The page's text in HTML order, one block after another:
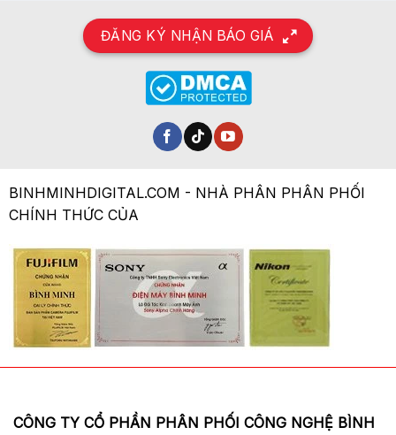
ĐĂNG KÝ NHẬN BÁO GIÁ
BINHMINHDIGITAL.COM - NHÀ PHÂN PHÂN PHỐI
CHÍNH THỨC CỦA
CÔNG TY CỔ PHẦN PHÂN PHỐI CÔNG NGHỆ BÌNH